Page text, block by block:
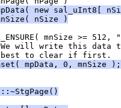
new sal_uInt8[
nSize )
mpData, 0, mnSize );